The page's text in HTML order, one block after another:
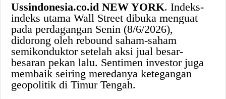
Ussindonesia.co.id NEW YORK. Indeks-
indeks utama Wall Street dibuka menguat
pada perdagangan Senin (8/6/2026),
didorong oleh rebound saham-saham
semikonduktor setelah aksi jual besar-
besaran pekan lalu. Sentimen investor juga
membaik seiring meredanya ketegangan
geopolitik di Timur Tengah.